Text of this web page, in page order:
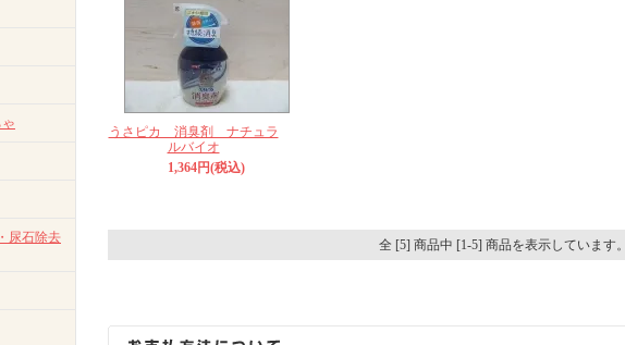
尿石除去
うさピカ 消臭剤 ナチュラ
ルバイオ
1,364円(税込)
全 [5] 商品中 [1-5] 商品を表示しています